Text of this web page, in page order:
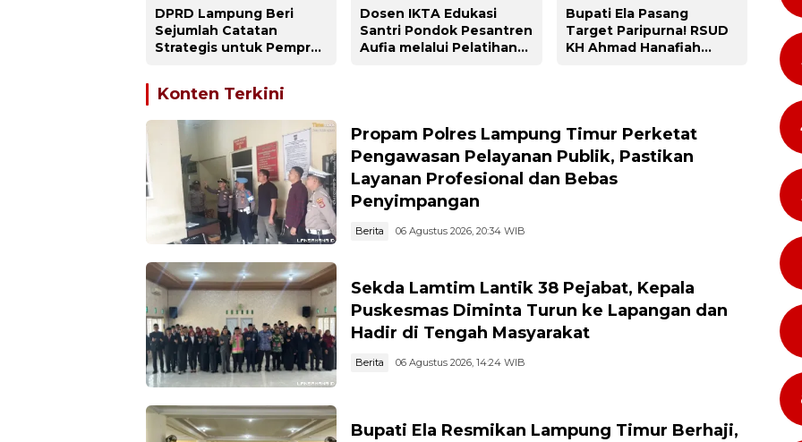
DPRD Lampung Beri
Sejumlah Catatan
Strategis untuk Pemprov
APBD 2025
Dosen IKTA Edukasi
Santri Pondok Pesantren
Aufia melalui Pelatihan
Bupati Ela Pasang
Target Paripurna! RSUD
KH Ahmad Hanafiah
Konten Terkini
Propam Polres Lampung Timur Perketat
Pengawasan Pelayanan Publik, Pastikan
Layanan Profesional dan Bebas
Penyimpangan
Berita 06 Agustus 2026, 20:34 WIB
Sekda Lamtim Lantik 38 Pejabat, Kepala
Puskesmas Diminta Turun ke Lapangan dan
Hadir di Tengah Masyarakat
Berita 06 Agustus 2026, 14:24 WIB
Bupati Ela Resmikan Lampung Timur Berhaji,